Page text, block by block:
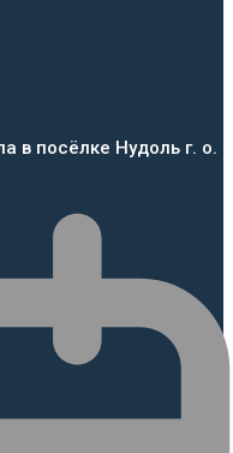
в посёлке Нудоль г. о.